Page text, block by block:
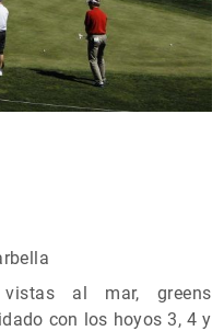
al mar, greens
con los hoyos 3, 4 y